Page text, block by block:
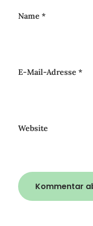
Name*
E-Mail-Adresse*
Website